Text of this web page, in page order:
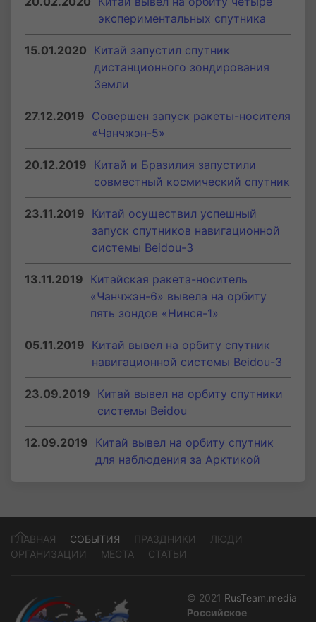
экспериментальных спутника
15.01.2020 Китай запустил спутник
дистанционного зондирования
Земли
27.12.2019 Совершен запуск ракеты-носителя
«Чанчжэн-5»
20.12.2019 Китай и Бразилия запустили
совместный космический спутник
23.11.2019 Китай осуществил успешный
запуск спутников навигационной
системы Beidou-3
13.11.2019 Китайская ракета-носитель
«Чанчжэн-6» вывела на орбиту
пять зондов «Нинся-1»
05.11.2019 Китай вывел на орбиту спутник
навигационной системы Beidou-3
23.09.2019 Китай вывел на орбиту спутники
системы Beidou
12.09.2019 Китай вывел на орбиту спутник
для наблюдения за Арктикой
ГЛАВНАЯ СОБЫТИЯ ПРАЗДНИКИ
ЛЮДИ
ОРГАНИЗАЦИИ
МЕСТА СТАТЬИ
© 2021 RusTeam.media
Российское